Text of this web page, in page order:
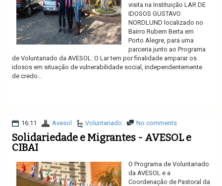
visita na Instituição LAR DE
IDOSOS GUSTAVO
NORDLUND localizado no
Bairro Rubem Berta em
Porto Alegre, para uma
parceria junto ao Programa
de Voluntariado da AVESOL. O Lar tem por finalidade amparar os
idosos em situação de vulnerabilidade social, independentemente
de credo...
16:11 Avesol Voluntariado No comments
Solidariedade e Migrantes - AVESOL e
CIBAI
O Programa de Voluntariado
da AVESOL e a
Coordenação de Pastoral da